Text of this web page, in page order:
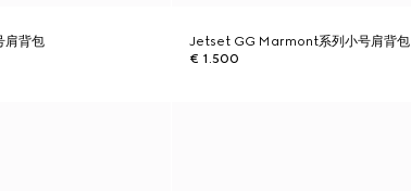
背包
Jetset GG Marmont系列小号肩背包
€ 1.500